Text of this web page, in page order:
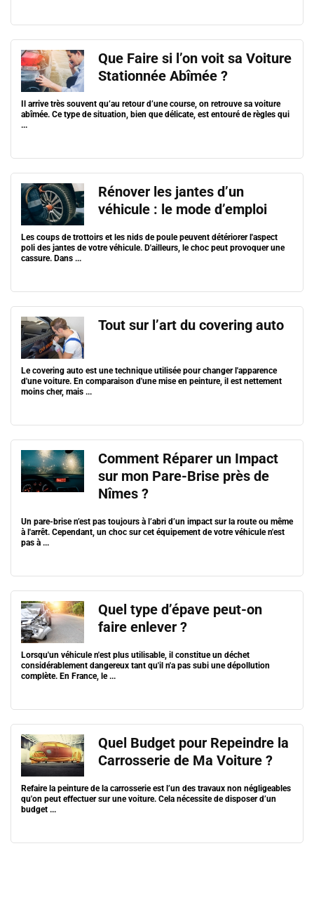
Que Faire si l’on voit sa Voiture
Stationnée Abîmée ?
Il arrive très souvent qu’au retour d’une course, on retrouve sa voiture
abîmée. Ce type de situation, bien que délicate, est entouré de règles qui
...
Rénover les jantes d’un
véhicule : le mode d’emploi
Les coups de trottoirs et les nids de poule peuvent détériorer l'aspect
poli des jantes de votre véhicule. D'ailleurs, le choc peut provoquer une
cassure. Dans ...
Tout sur l’art du covering auto
Le covering auto est une technique utilisée pour changer l'apparence
d'une voiture. En comparaison d'une mise en peinture, il est nettement
moins cher, mais ...
Comment Réparer un Impact
sur mon Pare-Brise près de
Nîmes ?
Un pare-brise n’est pas toujours à l’abri d’un impact sur la route ou même
à l'arrêt. Cependant, un choc sur cet équipement de votre véhicule n'est
pas à ...
Quel type d’épave peut-on
faire enlever ?
Lorsqu'un véhicule n'est plus utilisable, il constitue un déchet
considérablement dangereux tant qu'il n'a pas subi une dépollution
complète. En France, le ...
Quel Budget pour Repeindre la
Carrosserie de Ma Voiture ?
Refaire la peinture de la carrosserie est l’un des travaux non négligeables
qu'on peut effectuer sur une voiture. Cela nécessite de disposer d’un
budget ...